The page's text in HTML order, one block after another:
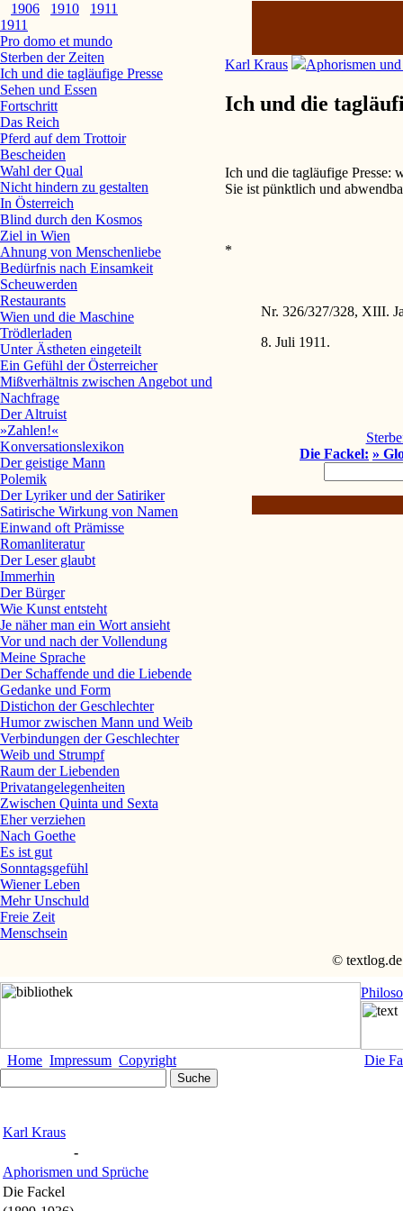
Karl Kraus Aphorismen
Ich und die
Ich und die tagläufige Presse:
Sie ist pünktlich und
*
Nr. 326/327/328, XIII.
8. Juli 1911.
Die Fackel: »
1906 1910
1911
1911
Pro domo et mundo
Sterben der Zeiten
Ich und die tagläufige Presse
Sehen und Essen
Fortschritt
Das Reich
Pferd auf dem Trottoir
Bescheiden
Wahl der Qual
Nicht hindern zu gestalten
In Österreich
Blind durch den Kosmos
Ziel in Wien
Ahnung von Menschenliebe
Bedürfnis nach Einsamkeit
Scheuwerden
Restaurants
Wien und die Maschine
Trödlerladen
Unter Ästheten eingeteilt
Ein Gefühl der Österreicher
Mißverhältnis zwischen Angebot und
Nachfrage
Der Altruist
»Zahlen!«
Konversationslexikon
Der geistige Mann
Polemik
Der Lyriker und der Satiriker
Satirische Wirkung von Namen
Einwand oft Prämisse
Romanliteratur
Der Leser glaubt
Immerhin
Der Bürger
Wie Kunst entsteht
Je näher man ein Wort ansieht
Vor und nach der Vollendung
Meine Sprache
Der Schaffende und die Liebende
Gedanke und Form
Distichon der Geschlechter
Humor zwischen Mann und Weib
Verbindungen der Geschlechter
Weib und Strumpf
Raum der Liebenden
Privatangelegenheiten
Zwischen Quinta und Sexta
Eher verziehen
Nach Goethe
Es ist gut
Sonntagsgefühl
Wiener Leben
Mehr Unschuld
Freie Zeit
Menschsein
© textlog.de
Home Impressum Copyright Die
Karl Kraus
-
Aphorismen und Sprüche
Die Fackel